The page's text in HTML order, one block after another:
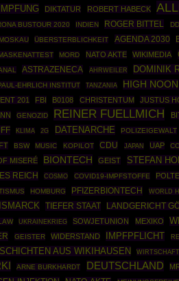
DIKTATUR ROBERT HABECK
BUSTOUR 2020 INDIEN ROGER BITTEL
MOSKAU ÜBERSTERBLICHKEIT AGENDA 2030
MORD NATO AKTE WIKIMEDIA
ASTRAZENECA AHRWEILER DOMINIK
EHRLICH INSTITUT TANZANIA HIGH NOON
201 FBI B0108 CHRISTENTUM JUSTUS
GENOZID REINER FUELLMICH
KLIMA 2G DATENARCHE POLIZEIGEWALT
BSW MUSIC KOPILOT CDU JAPAN UAP
MISERÉ BIONTECH GEIST STEFAN
REICH COSMO COVID19-IMPFSTOFFE
HOMBURG PFIZERBIONTECH WORLD
TIEFER STAAT LANDGERICHT
UKRAINEKRIEG SOWJETUNION MEXIKO
GEISTER WIDERSTAND IMPFPFLICHT
AUS WIKIHAUSEN
ARNE BURKHARDT DEUTSCHLAND